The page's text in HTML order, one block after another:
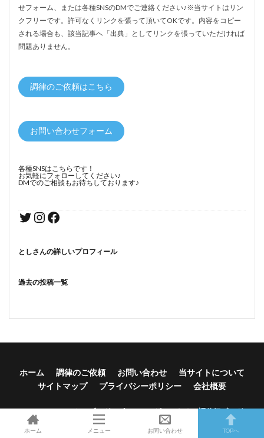
せフォーム、または各種SNSのDMでご連絡ください♪※当サイトはリン
クフリーです。許可なくリンクを張って頂いてOKです。内容をコピー
される場合も、該当記事へ「出典」としてリンクを張っていただければ
問題ありません。
調律のご依頼はこちら
お問い合わせフォーム
各種SNSはこちらです！
お気軽にフォローしてください♪
DMでのご相談もお待ちしております♪
としさんの詳しいプロフィール
過去の投稿一覧
ホーム 調律のご依頼 お問い合わせ
当サイトについて
サイトマップ
プライバシーポリシー 会社概要
© Copyright 2026トシブログ～ピアノユーザーのための調律師ブログ～.
ホーム メニュー お問い合わせ TOPへ